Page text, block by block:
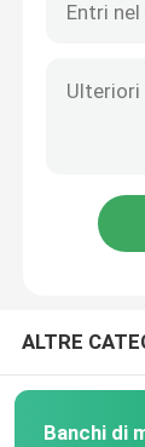
Bollard
ALTRE
Banchi di